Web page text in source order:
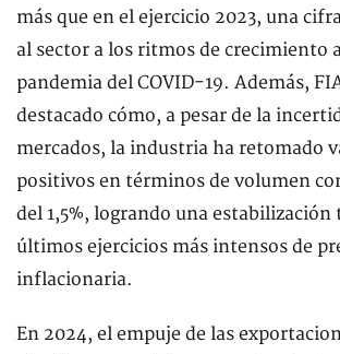
más que en el ejercicio 2023, una
al sector a los ritmos de crecimiento
pandemia del COVID-19. Además,
destacado cómo, a pesar de la
mercados, la industria ha retomado
positivos en términos de volumen
del 1,5%, logrando una estabilización
últimos ejercicios más intensos de
inflacionaria.
En 2024, el empuje de las